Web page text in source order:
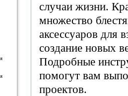
случаи жизни.
множество
аксессуаров для
создание новых
Подробные
помогут вам
проектов.